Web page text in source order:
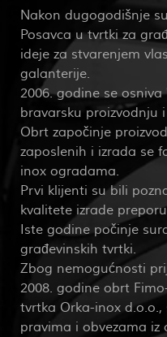
Nakon dugogodišnje
Posavca u tvrtki za
ideje za stvarenjem
galanterije.
2006. godine se
bravarsku proizvodnju
Obrt započinje
zaposlenih i izrada se
inox ogradama.
Prvi klijenti su bili
kvalitete izrade
Iste godine počinje
građevinskih tvrtki.
Zbog nemogućnosti
2008. godine obrt
tvrtka Orka-inox
pravima i obvezama iz